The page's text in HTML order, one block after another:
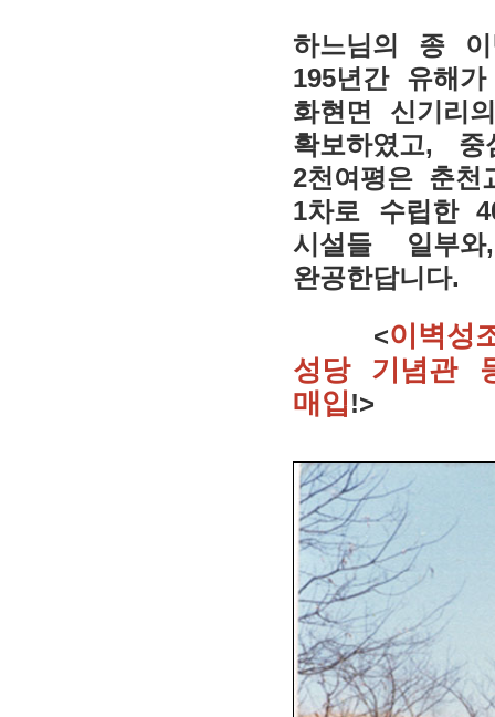
하느님의 종
195년간 유해
화현면 신기리
확보하였고,
2천여평은 춘천
1차로 수립한
시설들 일부
완공한답니다.
<이벽성
성당 기념관
매입!>